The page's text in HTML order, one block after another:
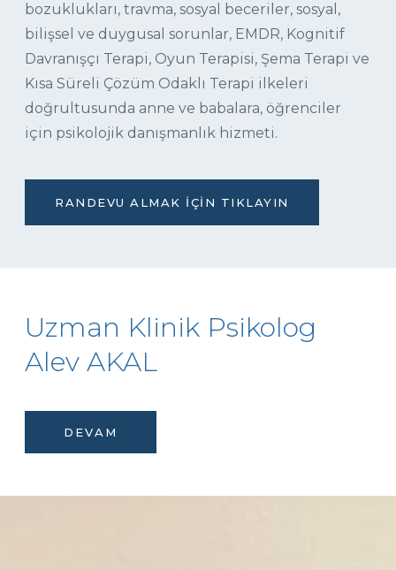
bozuklukları, travma, sosyal beceriler, sosyal,
bilişsel ve duygusal sorunlar, EMDR, Kognitif
Davranışçı Terapi, Oyun Terapisi, Şema Terapi ve
Kısa Süreli Çözüm Odaklı Terapi ilkeleri
doğrultusunda anne ve babalara, öğrenciler
için psikolojik danışmanlık hizmeti.
RANDEVU ALMAK İÇIN TIKLAYIN
Uzman Klinik Psikolog
Alev AKAL
DEVAM